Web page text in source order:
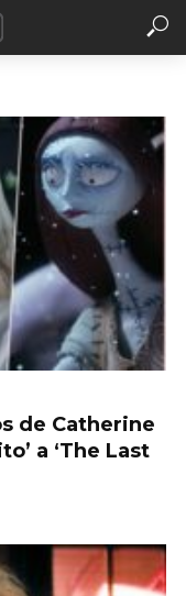
de Catherine
a ‘The Last